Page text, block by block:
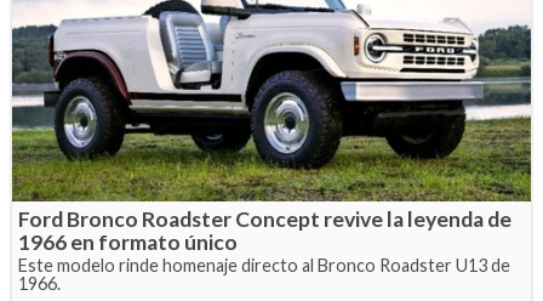
Ford Bronco Roadster Concept revive la leyenda de
1966 en formato único
Este modelo rinde homenaje directo al Bronco Roadster U13 de
1966.